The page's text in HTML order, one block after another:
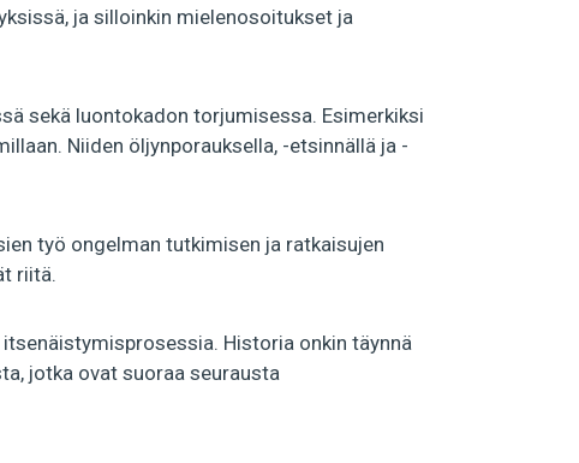
ja silloinkin mielenosoitukset ja
sekä luontokadon torjumisessa. Esimerkiksi
Niiden öljynporauksella, -etsinnällä ja -
työ ongelman tutkimisen ja ratkaisujen
riitä.
Historia onkin täynnä
jotka ovat suoraa seurausta